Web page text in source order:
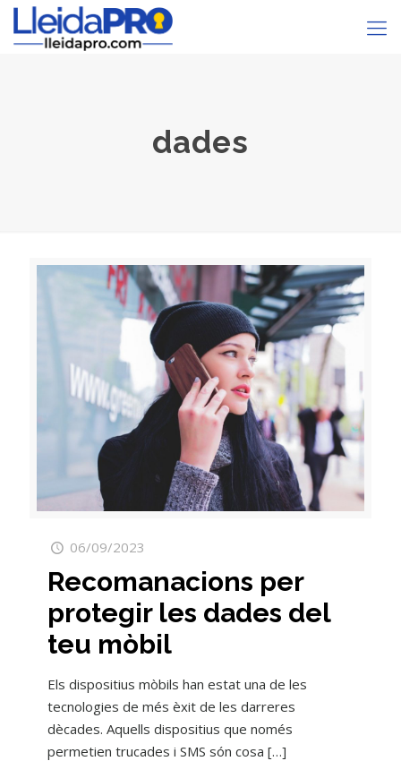
dades
06/09/2023
Recomanacions per
protegir les dades del
teu mòbil
Els dispositius mòbils han estat una de les
tecnologies de més èxit de les darreres
dècades. Aquells dispositius que només
permetien trucades i SMS són cosa […]